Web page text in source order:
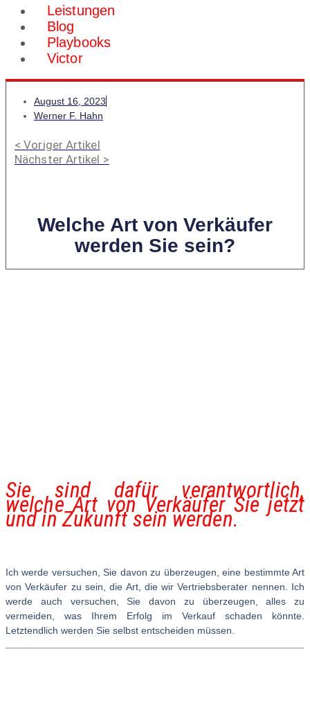
Leistungen
Blog
Playbooks
Victor
August 16, 2023
Werner F. Hahn
< Voriger Artikel
Nächster Artikel >
Welche Art von Verkäufer
werden Sie sein?
Sie sind dafür verantwortlich,
welche Art von Verkäufer Sie jetzt
und in Zukunft sein werden.
Ich werde versuchen, Sie davon zu überzeugen, eine bestimmte Art
von Verkäufer zu sein, die Art, die wir Vertriebsberater nennen. Ich
werde auch versuchen, Sie davon zu überzeugen, alles zu
vermeiden, was Ihrem Erfolg im Verkauf schaden könnte.
Letztendlich werden Sie selbst entscheiden müssen.